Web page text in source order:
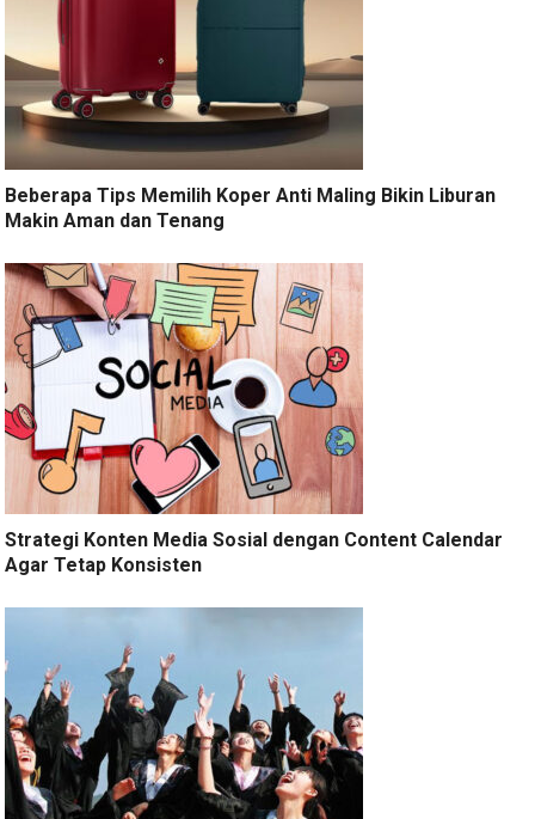
Beberapa Tips Memilih Koper Anti Maling Bikin Liburan
Makin Aman dan Tenang
Strategi Konten Media Sosial dengan Content Calendar
Agar Tetap Konsisten